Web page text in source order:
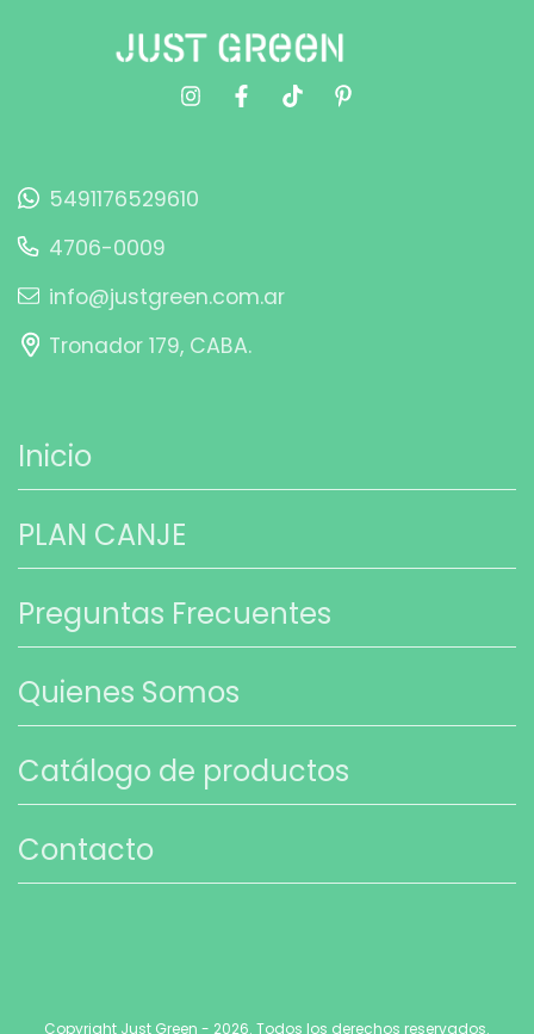
5491176529610
4706-0009
info@justgreen.com.ar
Tronador 179, CABA.
Inicio
PLAN CANJE
Preguntas Frecuentes
Quienes Somos
Catálogo de productos
Contacto
Copyright Just Green - 2026. Todos los derechos reservados.